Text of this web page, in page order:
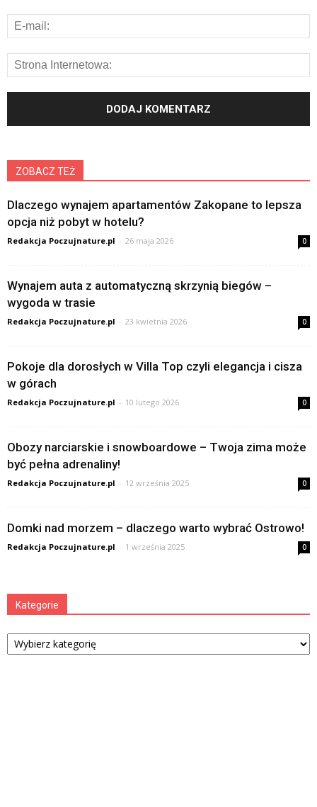
ZOBACZ TEŻ
Dlaczego wynajem apartamentów Zakopane to lepsza
opcja niż pobyt w hotelu?
Redakcja Poczujnature.pl - 26 maja 2026 0
Wynajem auta z automatyczną skrzynią biegów –
wygoda w trasie
Redakcja Poczujnature.pl - 23 kwietnia 2026 0
Pokoje dla dorosłych w Villa Top czyli elegancja i cisza
w górach
Redakcja Poczujnature.pl - 10 lutego 2026 0
Obozy narciarskie i snowboardowe – Twoja zima może
być pełna adrenaliny!
Redakcja Poczujnature.pl - 12 września 2025 0
Domki nad morzem – dlaczego warto wybrać Ostrowo!
Redakcja Poczujnature.pl - 1 września 2025 0
Kategorie
Kategorie